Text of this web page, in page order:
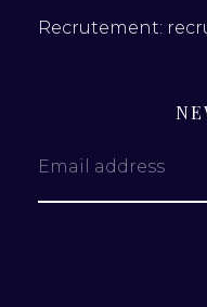
Recrutement:
Email address